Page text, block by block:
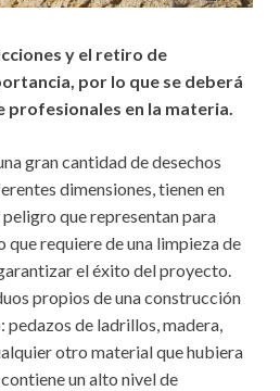
y el retiro de
por lo que se deberá
profesionales en la materia.
gran cantidad de desechos
dimensiones, tienen en
que representan para
requiere de una limpieza de
el éxito del proyecto.
propios de una construcción
de ladrillos, madera,
otro material que hubiera
un alto nivel de